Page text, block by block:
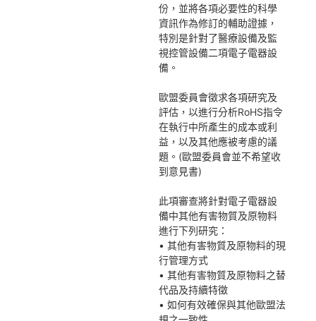
份，並將各項必要性的科學
資訊作為修訂的輔助證據，
特別是針對了醫療設備及監
視控管設備二項電子電器設
備。
歐盟委員會徵求各項研究及
評估，以進行分析RoHS指令
在執行中所產生的成本或利
益，以及其他應被考慮的議
題。(歐盟委員會並不希望收
到意見書)
此項審查將針對電子電器設
備中其他有害物質及原物料
進行下列研究：
• 其他有害物質及原物料的現
行管理方式
• 其他有害物質及原物料之替
代品及持續特徵
• 如何有效確保與其他歐盟法